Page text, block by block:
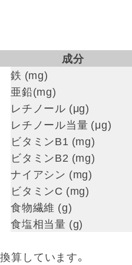
成分
鉄 (mg)
亜鉛(mg)
レチノール (μg)
レチノール当量 (μg)
ビタミンB1 (mg)
ビタミンB2 (mg)
ナイアシン (mg)
ビタミンC (mg)
食物繊維 (g)
食塩相当量 (g)
算しています。